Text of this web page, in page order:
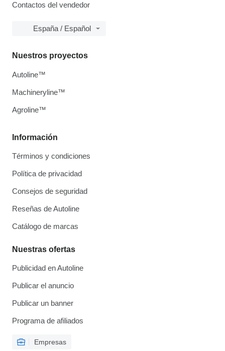
Contactos del vendedor
España / Español
Información
Términos y condiciones
Política de privacidad
Consejos de seguridad
Reseñas de Autoline
Catálogo de marcas
Nuestras ofertas
Publicidad en Autoline
Publicar el anuncio
Publicar un banner
Programa de afiliados
Empresas
Nuestros proyectos
Autoline™
Machineryline™
Agroline™